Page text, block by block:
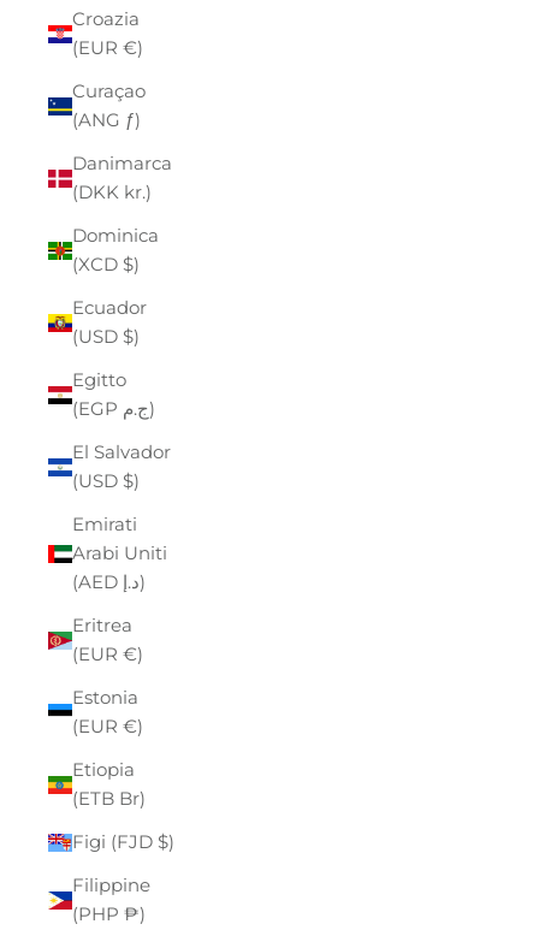
Croazia
(EUR €)
Curaçao
(ANG ƒ)
Danimarca
(DKK kr.)
Dominica
(XCD $)
Ecuador
(USD $)
Egitto
(EGP ج.م)
El Salvador
(USD $)
Emirati
Arabi Uniti
(AED د.إ)
Eritrea
(EUR €)
Estonia
(EUR €)
Etiopia
(ETB Br)
Figi (FJD $)
Filippine
(PHP ₱)